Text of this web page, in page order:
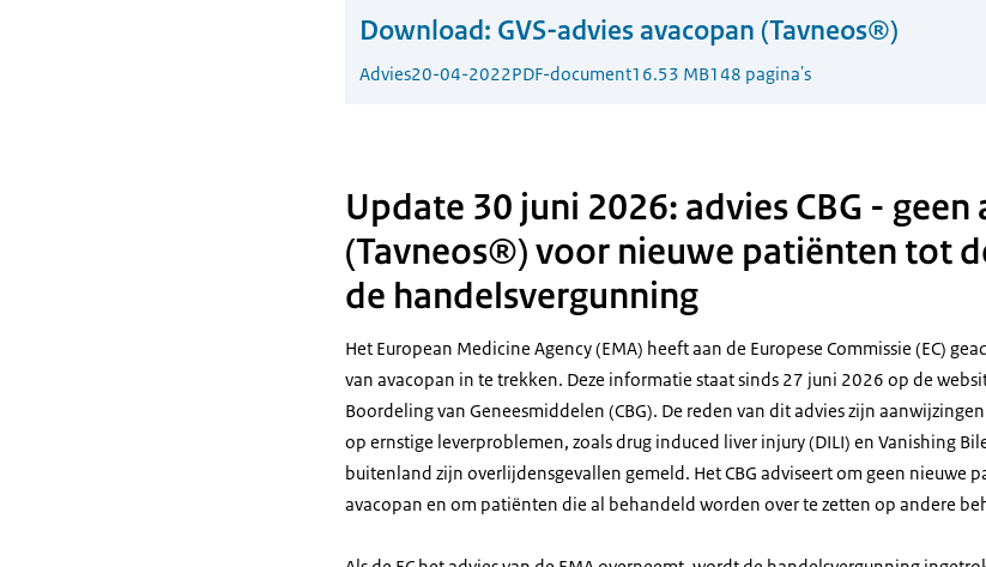
Download: GVS-advies avacopan (Tavneos®)
Advies20-04-2022PDF-document16.53 MB148 pagina's
Update 30 juni 2026: advies CBG - geen
(Tavneos®) voor nieuwe patiënten tot
de handelsvergunning
Het European Medicine Agency (EMA) heeft aan de Europese Commissie (EC)
van avacopan in te trekken. Deze informatie staat sinds 27 juni 2026 op de
Boordeling van Geneesmiddelen (CBG). De reden van dit advies zijn
op ernstige leverproblemen, zoals drug induced liver injury (DILI) en Vanishing
buitenland zijn overlijdensgevallen gemeld. Het CBG adviseert om geen nieuwe
avacopan en om patiënten die al behandeld worden over te zetten op andere